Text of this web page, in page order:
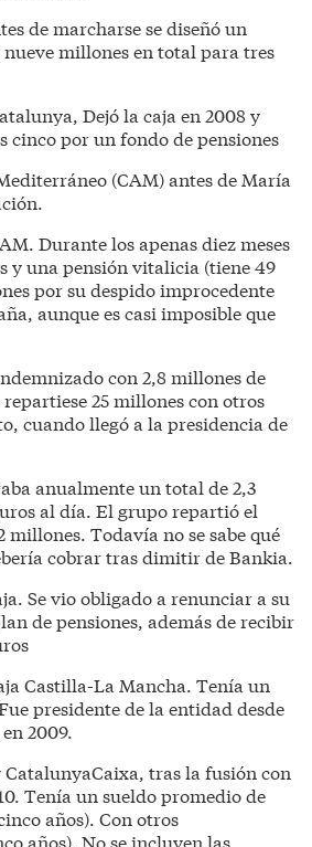
de marcharse se diseñó un
nueve millones en total para tres
Dejó la caja en 2008 y
por un fondo de pensiones
(CAM) antes de María
Durante los apenas diez meses
y una pensión vitalicia (tiene 49
por su despido improcedente
aunque es casi imposible que
con 2,8 millones de
25 millones con otros
cuando llegó a la presidencia de
anualmente un total de 2,3
al día. El grupo repartió el
millones. Todavía no se sabe qué
cobrar tras dimitir de Bankia.
Se vio obligado a renunciar a su
de pensiones, además de recibir
Castilla-La Mancha. Tenía un
presidente de la entidad desde
2009.
tras la fusión con
Tenía un sueldo promedio de
años). Con otros
años). No se incluyen las